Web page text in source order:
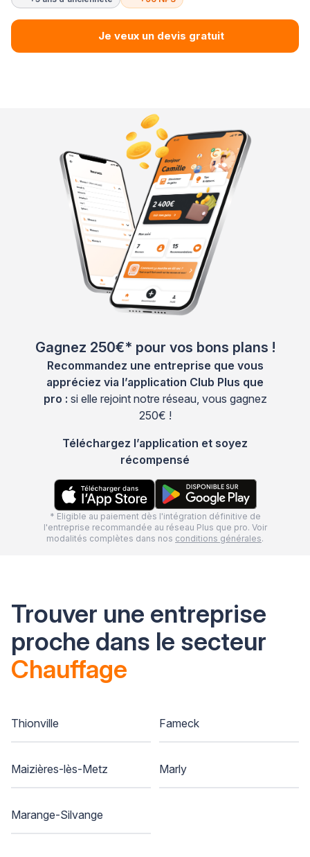
Je veux un devis gratuit
Gagnez 250€* pour vos bons plans !
Recommandez une entreprise que vous
appréciez via l’application Club Plus que
pro : si elle rejoint notre réseau, vous gagnez
250€ !
Téléchargez l’application et soyez
récompensé
* Eligible au paiement dès l'intégration définitive de
l'entreprise recommandée au réseau Plus que pro. Voir
modalités complètes dans nos conditions générales.
Trouver une entreprise
proche dans le secteur
Chauffage
Thionville Fameck
Maizières-lès-Metz Marly
Marange-Silvange